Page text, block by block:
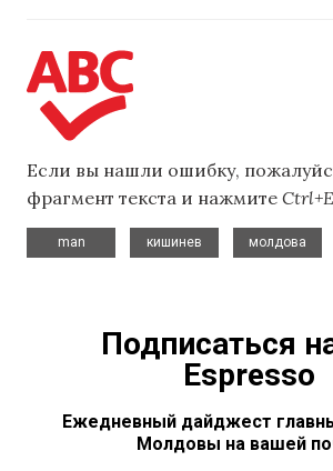
Если вы нашли ошибку,
фрагмент текста и нажмите
man
кишинев
молдова
Подписаться
Espresso
Ежедневный дайджест
Молдовы на вашей